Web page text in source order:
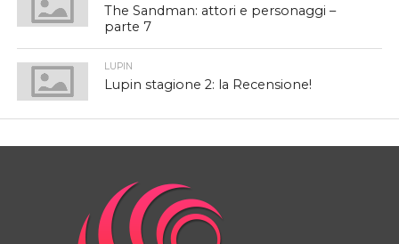
The Sandman: attori e personaggi –
parte 7
LUPIN
Lupin stagione 2: la Recensione!